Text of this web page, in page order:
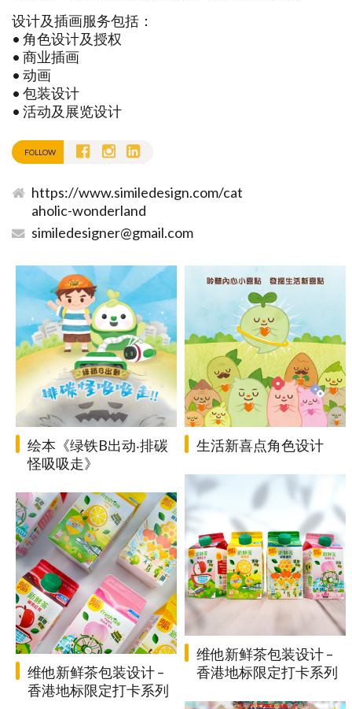
设计及插画服务包括：
• 角色设计及授权
• 商业插画
• 动画
• 包装设计
• 活动及展览设计
FOLLOW
https://www.similedesign.com/cat
aholic-wonderland
similedesigner@gmail.com
绘本《绿铁B出动‧排碳
怪吸吸走》
生活新喜点角色设计
维他新鲜茶包装设计 –
香港地标限定打卡系列
维他新鲜茶包装设计 –
香港地标限定打卡系列